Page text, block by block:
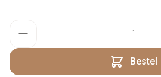
Bestel